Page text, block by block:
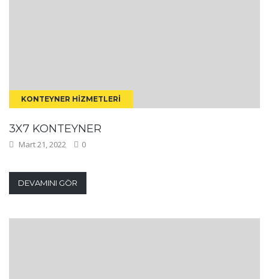
KONTEYNER HIZMETLERI
3X7 KONTEYNER
Mart 21, 2022 0
DEVAMINI GÖR